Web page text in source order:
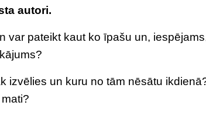
autori.
var pateikt kaut ko īpašu un,
izvēlies un kuru no tām nēsātu